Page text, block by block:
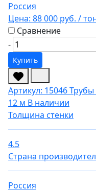
Россия
Цена: 88 000 руб. /
Сравнение
-
Купить
Артикул: 15046Трубы
12 м В наличии
Толщина стенки
4.5
Страна
Россия